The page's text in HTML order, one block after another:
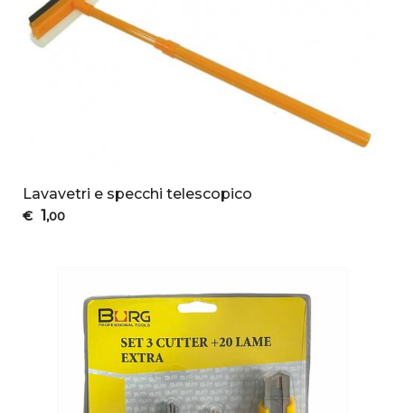
Lavavetri e specchi telescopico
€ 1,00